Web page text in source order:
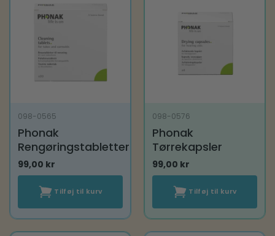
098-0565
Phonak
Rengøringstabletter
99,00 kr
Tilføj til kurv
098-0576
Phonak
Tørrekapsler
99,00 kr
Tilføj til kurv